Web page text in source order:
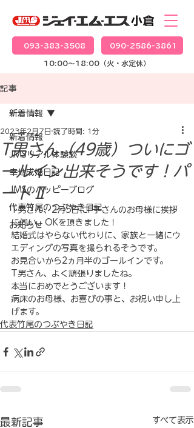
093-383-3508 090-2586-3861
10:00～18:00（火・水定休）
記事
新着情報
JMSリアル体験談
幸せ成婚日記
JMSのハッピーブログ
代表竹尾のつぶやき日記
お知らせ
新着情報
T男さん（49歳）ついにゴ
ールイン出来そうです！パ
ートⅡ
2023年2月7日 読了時間: 1分
T男さん、2月5日にF子さんのお母様に挨拶
に伺い、OKを頂きました！
結婚式はやらない代わりに、家族と一緒にウ
エディングの写真を撮られるそうです。
お見合いから2ヵ月半のゴールインです。
T男さん、よく頑張りましたね。
本当におめでとうございます！
病床のお母様、お喜びの事と、お祝い申し上
げます。
代表竹尾のつぶやき日記
最新記事 すべて表示